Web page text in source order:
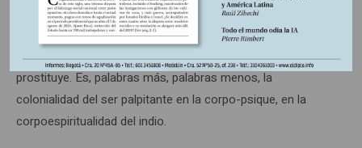
romperles el siquismo a los indios, burlándose de los
nombres con que invocan al espíritu y de las imágenes en
que lo adoran?”. Sencillo, porque se los animaliza, se los
prostituye. Es, palabras más, palabras menos, la
colonialidad del ser palpitante en la corpo-psique, en la
corpoespiritualidad del indio.